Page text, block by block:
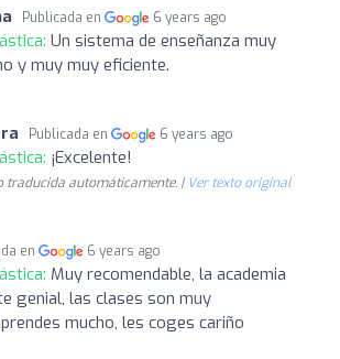
Publicada en 6 years ago
Un sistema de enseñanza muy
y muy muy eficiente.
Publicada en 6 years ago
¡Excelente!
traducida automáticamente. | Ver texto original
en 6 years ago
Muy recomendable, la academia
genial, las clases son muy
mucho, les coges cariño